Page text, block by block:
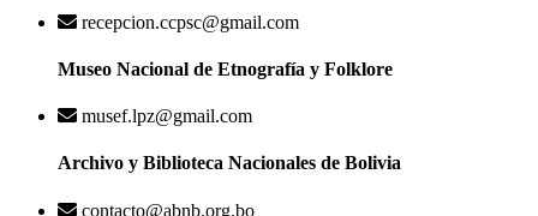
recepcion.ccpsc@gmail.com
Museo Nacional de Etnografía y Folklore
musef.lpz@gmail.com
Archivo y Biblioteca Nacionales de Bolivia
contacto@abnb.org.bo